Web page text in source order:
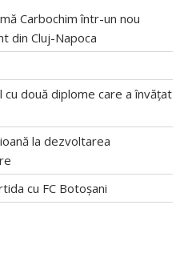
Carbochim într-un nou
din Cluj-Napoca
două diplome care a învățat
la dezvoltarea
cu FC Botoșani